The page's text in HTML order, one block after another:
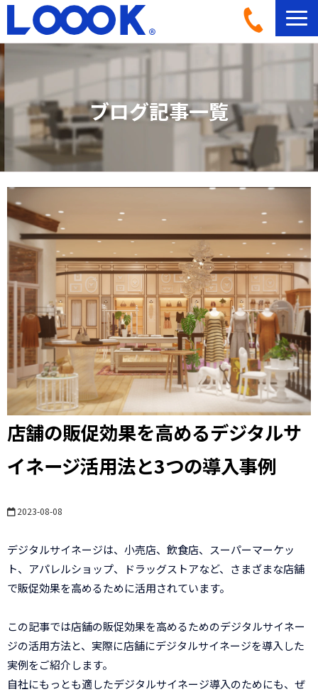
LOOOKとは
活用イメージ
導入事例一覧
ブログ記事一覧
よくあるご質問
お問い合わせ
ブログ記事一覧
店舗の販促効果を高めるデジタルサ
イネージ活用法と3つの導入事例
2023-08-08
デジタルサイネージは、小売店、飲食店、スーパーマーケッ
ト、アパレルショップ、ドラッグストアなど、さまざまな店舗
で販促効果を高めるために活用されています。
この記事では店舗の販促効果を高めるためのデジタルサイネー
ジの活用方法と、実際に店舗にデジタルサイネージを導入した
実例をご紹介します。
自社にもっとも適したデジタルサイネージ導入のためにも、ぜ